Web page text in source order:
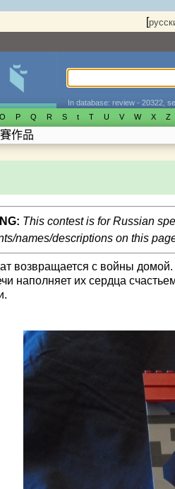
[
In database: review - 20322,
O P Q R S t T U V W X Z
作品
This contest is for Russian
names/descriptions on this
возвращается с войны
наполняет их сердца